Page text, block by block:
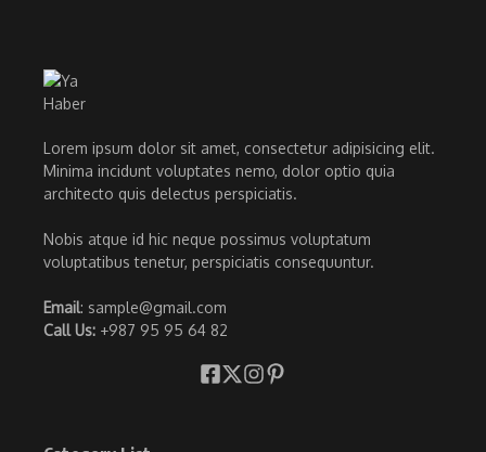
Lorem ipsum dolor sit amet, consectetur adipisicing elit.
Minima incidunt voluptates nemo, dolor optio quia
architecto quis delectus perspiciatis.
Nobis atque id hic neque possimus voluptatum
voluptatibus tenetur, perspiciatis consequuntur.
Email: sample@gmail.com
Call Us: +987 95 95 64 82